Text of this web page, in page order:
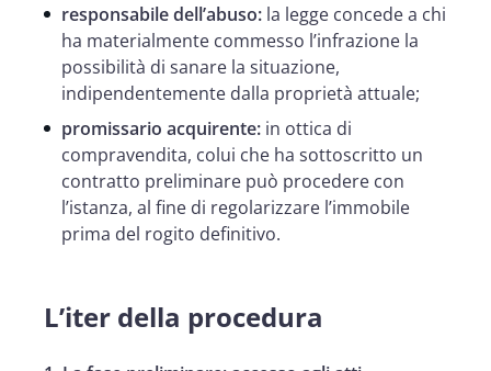
responsabile dell’abuso: la legge concede a chi
ha materialmente commesso l’infrazione la
possibilità di sanare la situazione,
indipendentemente dalla proprietà attuale;
promissario acquirente: in ottica di
compravendita, colui che ha sottoscritto un
contratto preliminare può procedere con
l’istanza, al fine di regolarizzare l’immobile
prima del rogito definitivo.
L’iter della procedura